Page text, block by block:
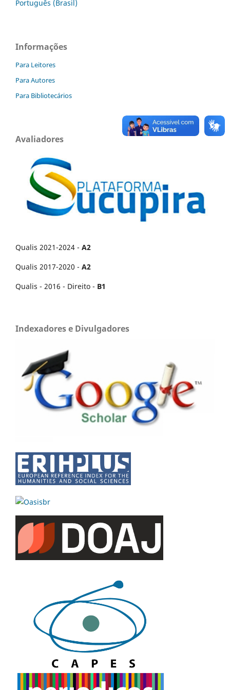
Português (Brasil)
Informações
Para Leitores
Para Autores
Para Bibliotecários
Avaliadores
Qualis 2021-2024 - A2
Qualis 2017-2020 - A2
Qualis - 2016 - Direito - B1
Indexadores e Divulgadores